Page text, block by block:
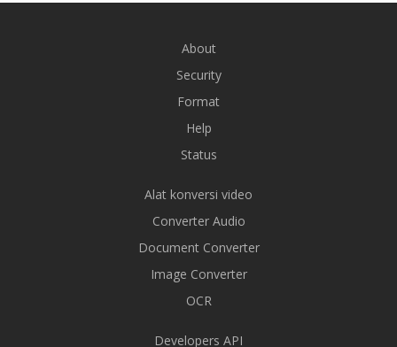
About
Security
Format
Help
Status
Alat konversi video
Converter Audio
Document Converter
Image Converter
OCR
Developers API